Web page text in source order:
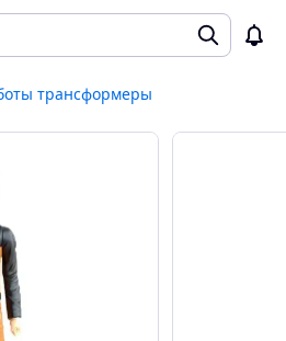
трансформеры